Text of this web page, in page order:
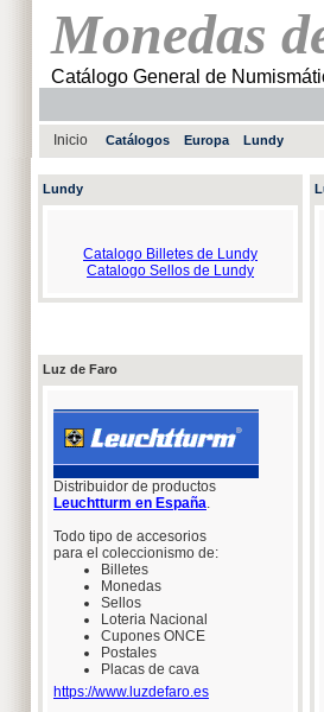
Monedas
Catálogo General de
Inicio Catálogos Europa Lundy
Lundy
Catalogo Billetes de Lundy
Catalogo Sellos de Lundy
Luz de Faro
Distribuidor de productos
Leuchtturm en España.
Todo tipo de accesorios
para el coleccionismo de:
Billetes
Monedas
Sellos
Loteria Nacional
Cupones ONCE
Postales
Placas de cava
https://www.luzdefaro.es